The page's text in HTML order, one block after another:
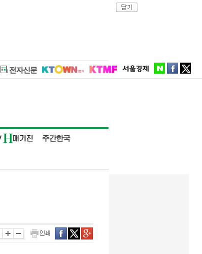
전자신문 naverfacebooktwitter
주간한국
facebooktwitter구글